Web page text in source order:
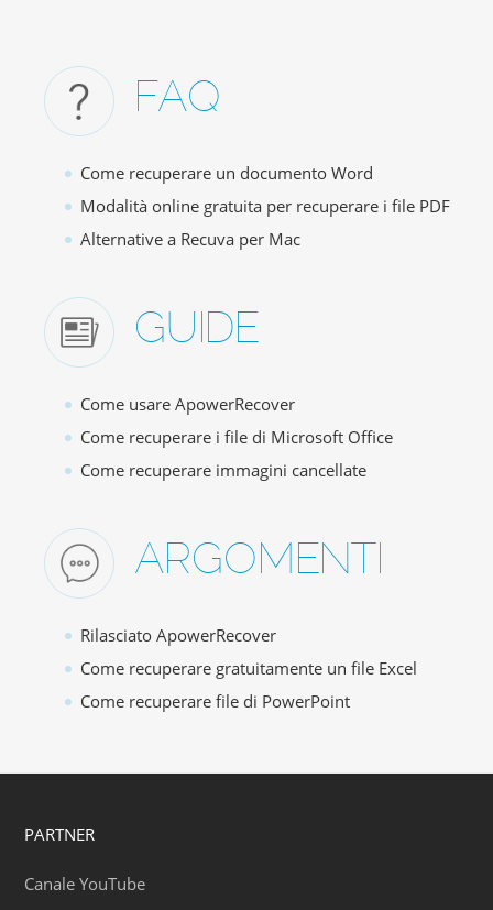
FAQ
Come recuperare un documento Word
Modalità online gratuita per recuperare i file PDF
Alternative a Recuva per Mac
GUIDE
Come usare ApowerRecover
Come recuperare i file di Microsoft Office
Come recuperare immagini cancellate
ARGOMENTI
Rilasciato ApowerRecover
Come recuperare gratuitamente un file Excel
Come recuperare file di PowerPoint
PARTNER
Canale YouTube